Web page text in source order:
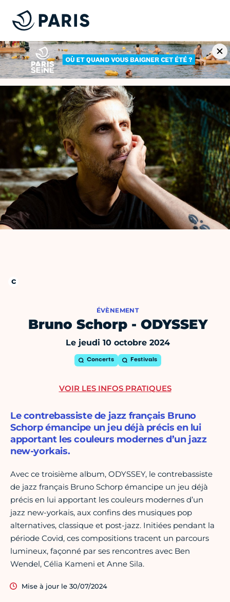
ÉVÈNEMENT
Bruno Schorp - ODYSSEY
Le jeudi 10 octobre 2024
Concerts Festivals
Le contrebassiste de jazz français Bruno
Schorp émancipe un jeu déjà précis en lui
apportant les couleurs modernes d’un jazz
new-yorkais.
Avec ce troisième album, ODYSSEY, le contrebassiste
de jazz français Bruno Schorp émancipe un jeu déjà
précis en lui apportant les couleurs modernes d’un
jazz new-yorkais, aux confins des musiques pop
alternatives, classique et post-jazz. Initiées pendant la
période Covid, ces compositions tracent un parcours
lumineux, façonné par ses rencontres avec Ben
Wendel, Célia Kameni et Anne Sila.
Mise à jour le 30/07/2024
VOIR LES INFOS PRATIQUES